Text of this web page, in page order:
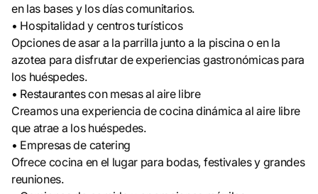
en las bases y los días comunitarios.
• Hospitalidad y centros turísticos
Opciones de asar a la parrilla junto a la piscina o en la
azotea para disfrutar de experiencias gastronómicas para
los huéspedes.
• Restaurantes con mesas al aire libre
Creamos una experiencia de cocina dinámica al aire libre
que atrae a los huéspedes.
• Empresas de catering
Ofrece cocina en el lugar para bodas, festivales y grandes
reuniones.